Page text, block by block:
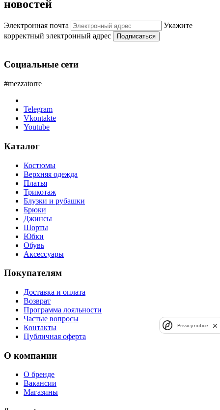
новостей
Электронная почта
Укажите
корректный электронный адрес
Подписаться
Социальные сети
#mezzatorre
Telegram
Vkontakte
Youtube
Каталог
Костюмы
Верхняя одежда
Платья
Трикотаж
Блузки и рубашки
Брюки
Джинсы
Шорты
Юбки
Обувь
Аксессуары
Покупателям
Доставка и оплата
Возврат
Программа лояльности
Частые вопросы
Контакты
Публичная оферта
О компании
О бренде
Вакансии
Магазины
Privacy notice